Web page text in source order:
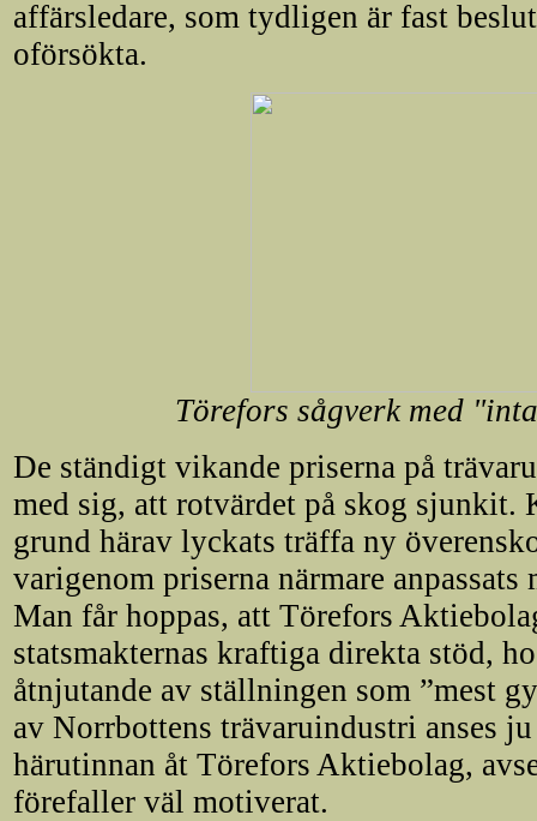
affärsledare, som tydligen är fast
oförsökta.
Törefors sågverk med
De ständigt vikande priserna på
med sig, att rotvärdet på skog
grund härav lyckats träffa ny
varigenom priserna närmare
Man får hoppas, att Törefors
statsmakternas kraftiga direkta stöd,
åtnjutande av ställningen som ”mest
av Norrbottens trävaruindustri anses
härutinnan åt Törefors Aktiebolag,
förefaller väl motiverat.